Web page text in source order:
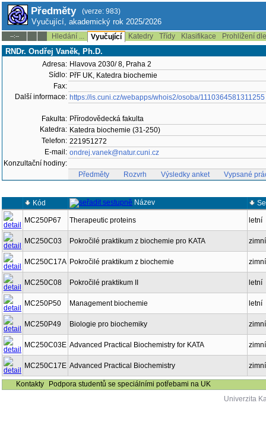
Předměty (verze: 983)
Vyučující, akademický rok 2025/2026
--:-- Hledání ... Vyučující Katedry Třídy Klasifikace Prohlížení
RNDr. Ondřej Vaněk, Ph.D.
Adresa: Hlavova 2030/ 8, Praha 2
Sídlo: PřF UK, Katedra biochemie
Fax:
Další informace: https://is.cuni.cz/webapps/whois2/osoba/1110364581311255
Fakulta: Přírodovědecká fakulta
Katedra: Katedra biochemie (31-250)
Telefon: 221951272
E-mail: ondrej.vanek@natur.cuni.cz
Konzultační hodiny:
Předměty
Rozvrh Výsledky anket Vypsané
Kód Název
MC250P67 Therapeutic proteins letní
MC250C03 Pokročilé praktikum z biochemie pro KATA zimní
MC250C17A Pokročilé praktikum z biochemie zimní
MC250C08 Pokročilé praktikum II letní
MC250P50 Management biochemie letní
MC250P49 Biologie pro biochemiky zimní
MC250C03E Advanced Practical Biochemistry for KATA zimní
MC250C17E Advanced Practical Biochemistry zimní
Kontakty
Podpora studentů se speciálními potřebami na UK
Univerzita